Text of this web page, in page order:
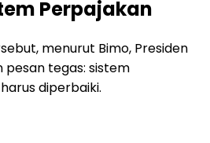
Perpajakan
menurut Bimo, Presiden
tegas: sistem
diperbaiki.